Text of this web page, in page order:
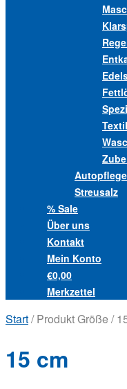
Streusalz
% Sale
Über uns
Kontakt
Mein Konto
€0,00
Merkzettel
Start/ Produkt Größe /
15 cm